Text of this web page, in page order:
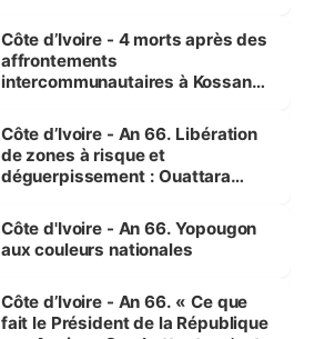
générations futures »
Côte d’Ivoire - 4 morts après des
affrontements
intercommunautaires à Kossandji
milieu des sinistrés
Côte d’Ivoire - An 66. Libération
de zones à risque et
déguerpissement : Ouattara
l'Etat de droit pour préserver les
vies humaines »
Côte d'Ivoire - An 66. Yopougon
aux couleurs nationales
Côte d’Ivoire - An 66. « Ce que
fait le Président de la République